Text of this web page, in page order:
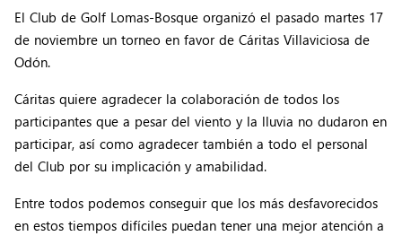
El Club de Golf Lomas-Bosque organizó el pasado martes 17
de noviembre un torneo en favor de Cáritas Villaviciosa de
Odón.
Cáritas quiere agradecer la colaboración de todos los
participantes que a pesar del viento y la lluvia no dudaron en
participar, así como agradecer también a todo el personal
del Club por su implicación y amabilidad.
Entre todos podemos conseguir que los más desfavorecidos
en estos tiempos difíciles puedan tener una mejor atención a